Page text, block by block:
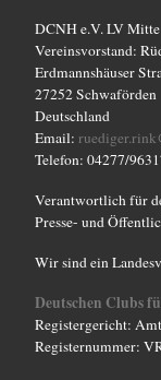
DCNH e.V. LV Mitte
Vereinsvorstand:
Erdmannshäuser
27252 Schwaförden
Deutschland
Email:
Telefon: 04277/
Verantwortlich für
Presse- und
Wir sind ein
Deutschen Clubs
Registergericht:
Registernummer: